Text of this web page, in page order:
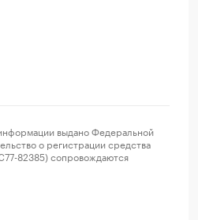
выдано Федеральной
о регистрации средства
82385) сопровождаются